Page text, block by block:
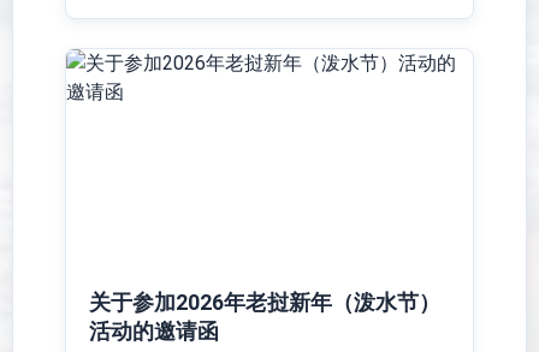
关于参加2026年老挝新年（泼水节）
活动的邀请函